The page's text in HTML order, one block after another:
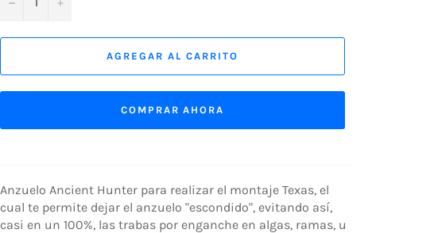
AGREGAR AL CARRITO
COMPRAR AHORA
Anzuelo Ancient Hunter para realizar el montaje Texas, el
cual te permite dejar el anzuelo "escondido", evitando así,
casi en un 100%, las trabas por enganche en algas, ramas, u